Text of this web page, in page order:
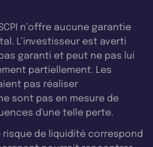
n’offre aucune garantie
L’investisseur est averti
garanti et peut ne pas lui
partiellement. Les
pas réaliser
sont pas en mesure de
d'une telle perte.
risque de liquidité correspond